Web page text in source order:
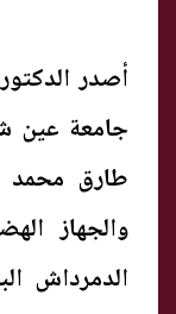
أصدر
جامعة عين
طارق محمد
والجهاز
الدمرداش